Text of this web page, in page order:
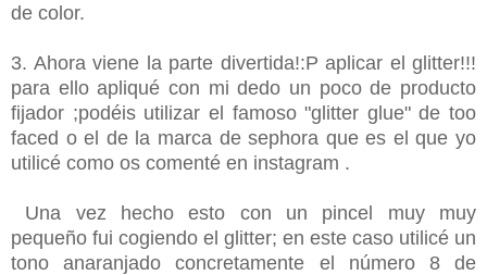
de color.
3. Ahora viene la parte divertida!:P aplicar el glitter!!!
para ello apliqué con mi dedo un poco de producto
fijador ;podéis utilizar el famoso "glitter glue" de too
faced o el de la marca de sephora que es el que yo
utilicé como os comenté en instagram .
Una vez hecho esto con un pincel muy muy
pequeño fui cogiendo el glitter; en este caso utilicé un
tono anaranjado concretamente el número 8 de